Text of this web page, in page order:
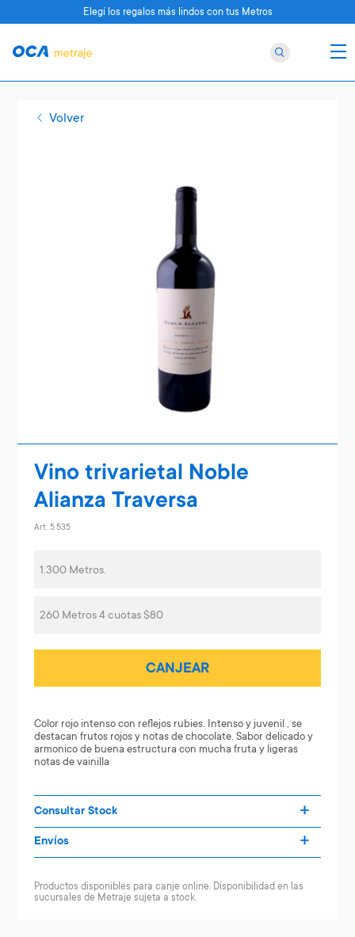
Volver
Vino trivarietal Noble
Alianza Traversa
Art. 5.535
1.300 Metros.
260 Metros 4 cuotas $80
CANJEAR
Color rojo intenso con reflejos rubies. Intenso y juvenil , se
destacan frutos rojos y notas de chocolate. Sabor delicado y
armonico de buena estructura con mucha fruta y ligeras
notas de vainilla
Consultar Stock
Envíos
Productos disponibles para canje online. Disponibilidad en las
sucursales de Metraje sujeta a stock.
Elegí los regalos más lindos con tus Metros